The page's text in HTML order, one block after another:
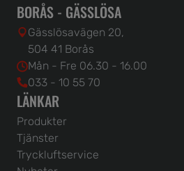
BORÅS - GÄSSLÖSA
Gässlösavägen 20,
504 41 Borås
Mån - Fre 06.30 - 16.00
033 - 10 55 70
LÄNKAR
Produkter
Tjänster
Tryckluftservice